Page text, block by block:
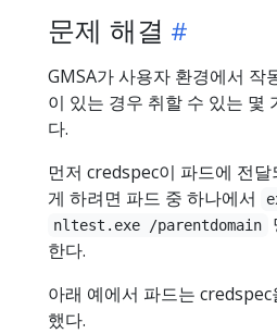
문제 해결
GMSA가 사용자 환경에서 작
이 있는 경우 취할 수 있는 몇
다.
먼저 credspec이 파드에 전
게 하려면 파드 중 하나에서
nltest.exe /parentdomain
한다.
아래 예에서 파드는
했다.